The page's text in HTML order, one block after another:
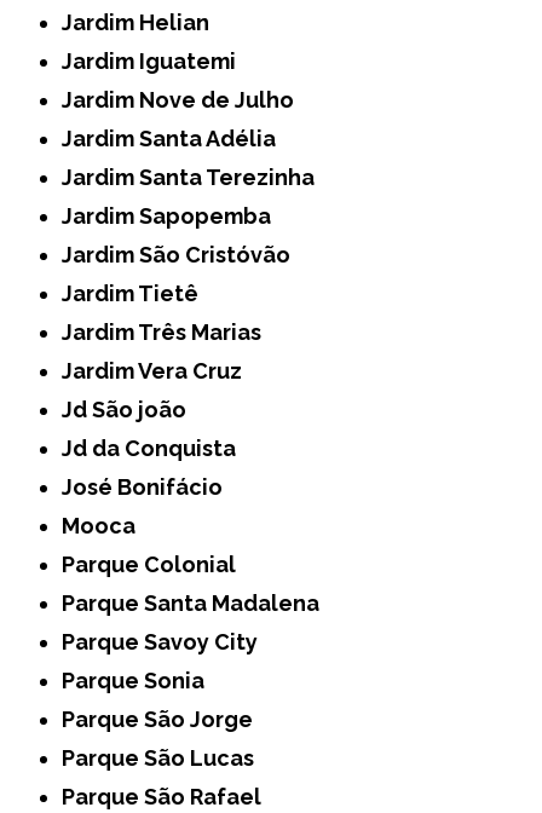
Jardim Helian
Jardim Iguatemi
Jardim Nove de Julho
Jardim Santa Adélia
Jardim Santa Terezinha
Jardim Sapopemba
Jardim São Cristóvão
Jardim Tietê
Jardim Três Marias
Jardim Vera Cruz
Jd São joão
Jd da Conquista
José Bonifácio
Mooca
Parque Colonial
Parque Santa Madalena
Parque Savoy City
Parque Sonia
Parque São Jorge
Parque São Lucas
Parque São Rafael